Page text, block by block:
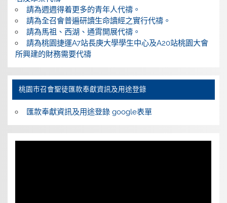
請為週週得着更多的青年人代禱。
請為全召會普遍研讀生命讀經之實行代禱。
請為馬祖、西湖、通霄開展代禱。
請為桃園捷運A7站長庚大學學生中心及A20站桃園大會
所興建的財務需要代禱
桃園巿召會聖徒匯款奉獻資訊及用途登錄
匯款奉獻資訊及用途登錄 google表單